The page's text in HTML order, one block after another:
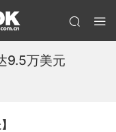
9.5万美元